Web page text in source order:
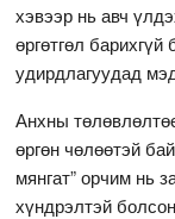
хэвээр нь авч
өргөтгөл
удирдлагуудад
Анхны
өргөн чөлөөтэй
мянгат” орчим нь
хүндрэлтэй